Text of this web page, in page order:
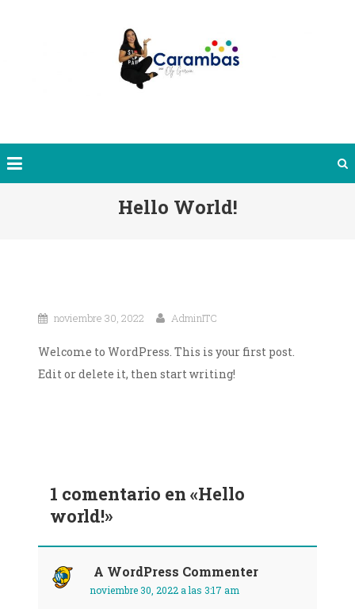
Hello World!
noviembre 30, 2022 AdminITC
Welcome to WordPress. This is your first post.
Edit or delete it, then start writing!
1 comentario en «Hello
world!»
A WordPress Commenter
noviembre 30, 2022 a las 3:17 am